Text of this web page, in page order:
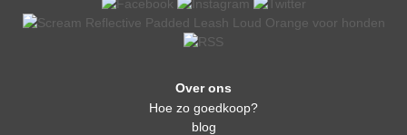
Over ons
Hoe zo goedkoop?
blog